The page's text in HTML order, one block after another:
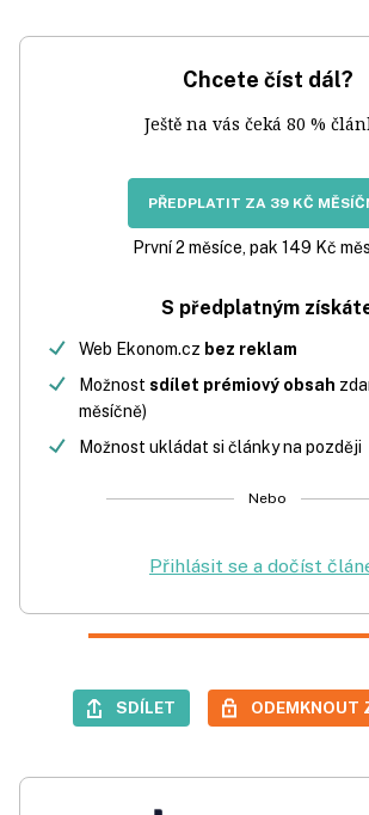
Chcete číst dál?
Ještě na vás čeká 80 %
PŘEDPLATIT ZA 39 KČ
První 2 měsíce, pak 149 Kč
S předplatným
Web Ekonom.cz bez reklam
Možnost sdílet prémiový obsah
měsíčně)
Možnost ukládat si články na později
Nebo
Přihlásit se a dočíst
SDÍLET ODEMKNOUT